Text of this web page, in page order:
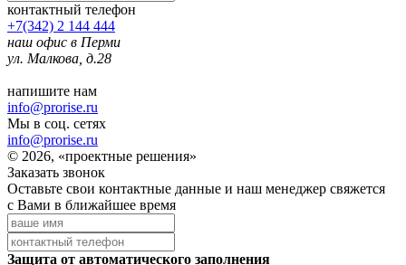
контактный телефон
+7(342) 2 144 444
наш офис в Перми
ул. Малкова, д.28
напишите нам
info@prorise.ru
Мы в соц. сетях
info@prorise.ru
© 2026, «проектные решения»
Заказать звонок
Оставьте свои контактные данные и наш менеджер свяжется
с Вами в ближайшее время
Защита от автоматического заполнения